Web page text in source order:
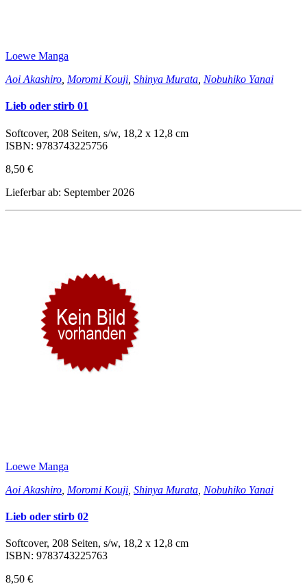
Loewe Manga
Aoi Akashiro Moromi Kouji Shinya Murata Nobuhiko Yanai
Lieb oder stirb 01
Softcover, 208 Seiten, s/w, 18,2 x 12,8 cm
ISBN: 9783743225756
8,50 €
Lieferbar ab: September 2026
Loewe Manga
Aoi Akashiro Moromi Kouji Shinya Murata Nobuhiko Yanai
Lieb oder stirb 02
Softcover, 208 Seiten, s/w, 18,2 x 12,8 cm
ISBN: 9783743225763
8,50 €